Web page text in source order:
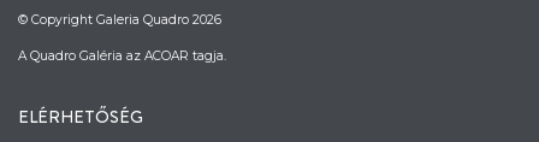
© Copyright Galeria Quadro 2026
A Quadro Galéria az ACOAR tagja.
ELÉRHETŐSÉG